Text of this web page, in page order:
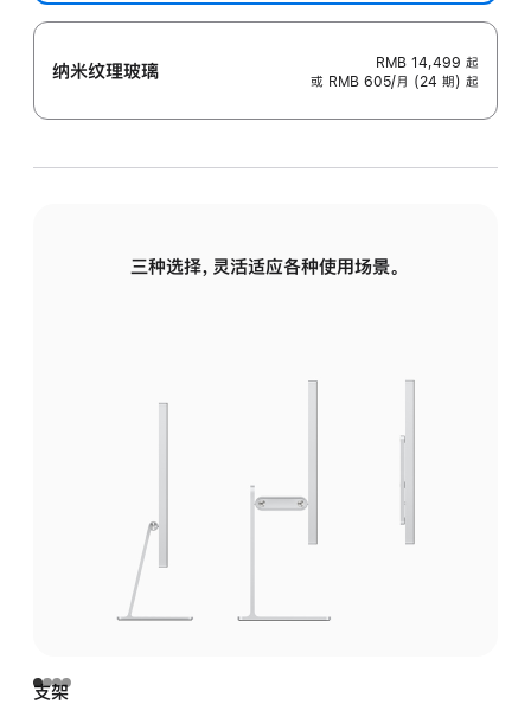
纳米纹理玻璃 RMB 14,499 起
或 RMB 605/月 (24 期) 起
三种选择，灵活适应各种使用场景。
支架